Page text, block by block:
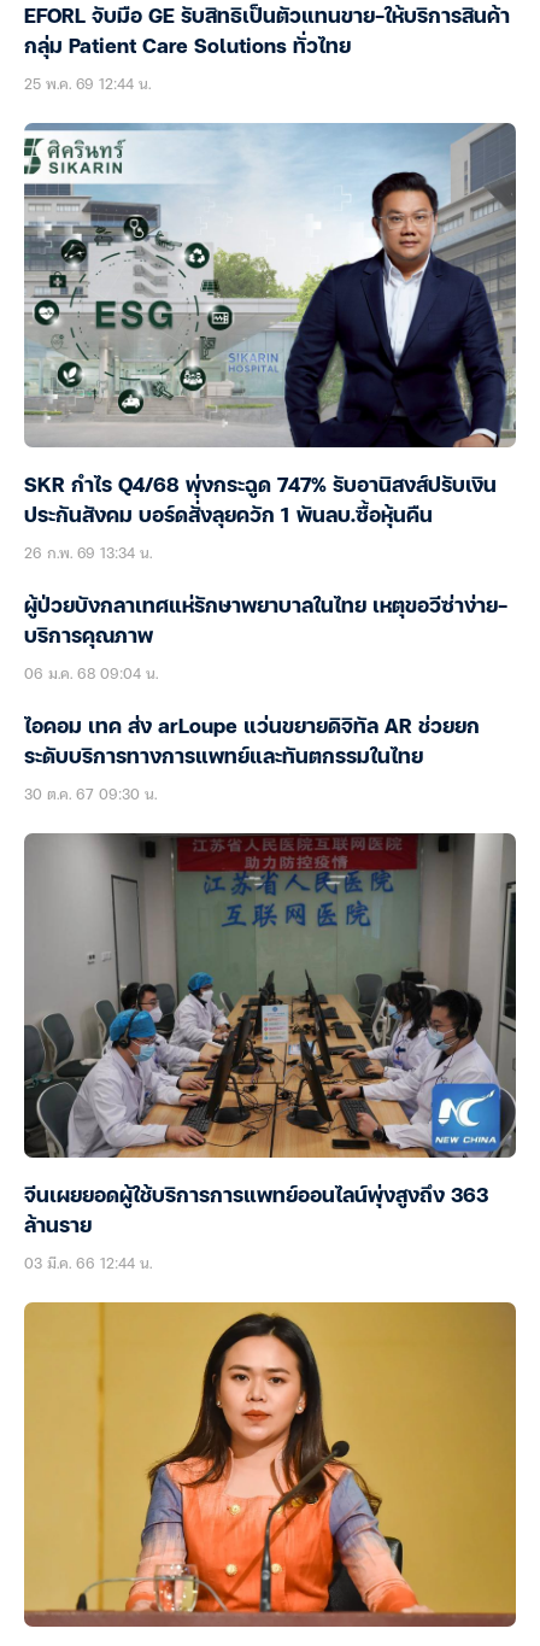
EFORL จับมือ GE รับสิทธิเป็นตัวแทนขาย-ให้บริการสินค้า
กลุ่ม Patient Care Solutions ทั่วไทย
25 พ.ค. 69 12:44 น.
SKR กำไร Q4/68 พุ่งกระฉูด 747% รับอานิสงส์ปรับเงิน
ประกันสังคม บอร์ดสั่งลุยควัก 1 พันลบ.ซื้อหุ้นคืน
26 ก.พ. 69 13:34 น.
ผู้ป่วยบังกลาเทศแห่รักษาพยาบาลในไทย เหตุขอวีซ่าง่าย-
บริการคุณภาพ
06 ม.ค. 68 09:04 น.
ไอคอม เทค ส่ง arLoupe แว่นขยายดิจิทัล AR ช่วยยก
ระดับบริการทางการแพทย์และทันตกรรมในไทย
30 ต.ค. 67 09:30 น.
จีนเผยยอดผู้ใช้บริการการแพทย์ออนไลน์พุ่งสูงถึง 363
ล้านราย
03 มี.ค. 66 12:44 น.